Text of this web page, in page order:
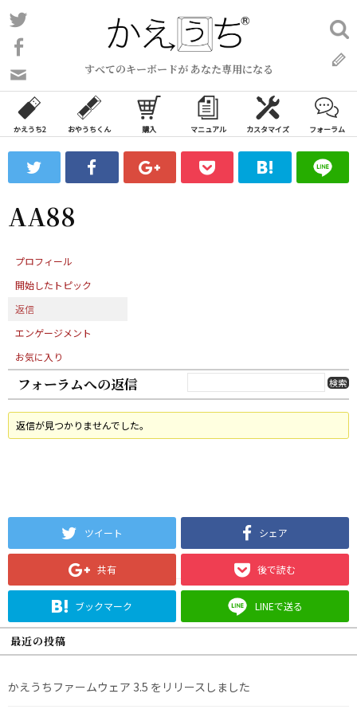
コ
ン
ン
ツ
ス
ッ
すべてのキーボードが あなた専用になる
い
合
わ
フ
ォ
ム
検
索:
かえうち2 おやうちくん 購入 マニュアル カスタマイズ フォーラム
AA88
プロフィール
開始したトピック
返信
エンゲージメント
お気に入り
フォーラムへの返信
返信が見つかりませんでした。
ツイート シェア
共有 後で読む
ブックマーク LINEで送る
最近の投稿
かえうちファームウェア 3.5 をリリースしました